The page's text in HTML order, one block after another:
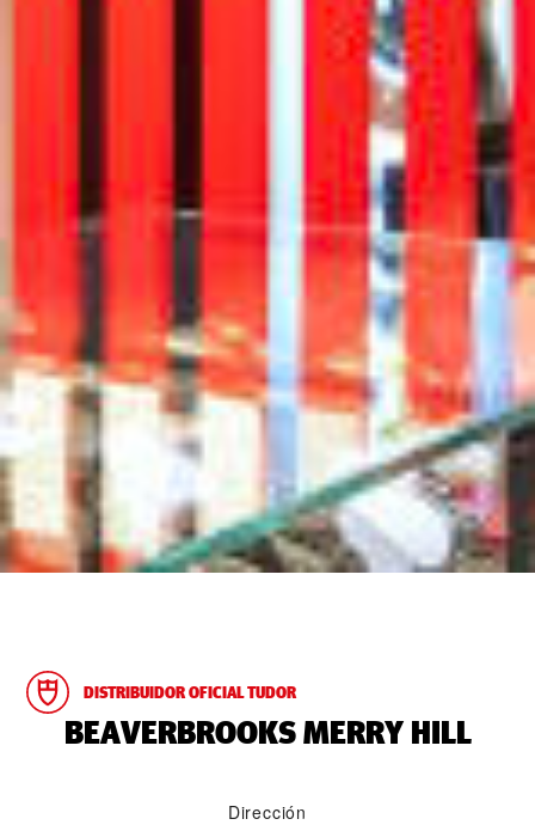
DISTRIBUIDOR OFICIAL TUDOR
‭BEAVERBROOKS MERRY HILL‬
Dirección